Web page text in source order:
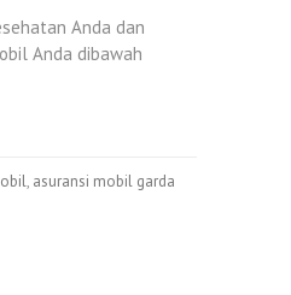
Anda dan
Anda dibawah
, asuransi mobil garda